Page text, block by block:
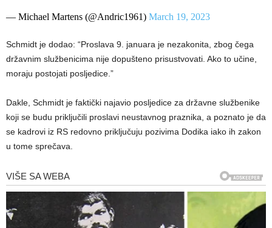
— Michael Martens (@Andric1961) March 19, 2023
Schmidt je dodao: “Proslava 9. januara je nezakonita, zbog čega
državnim službenicima nije dopušteno prisustvovati. Ako to učine,
moraju postojati posljedice.”
Dakle, Schmidt je faktički najavio posljedice za državne službenike
koji se budu priključili proslavi neustavnog praznika, a poznato je da
se kadrovi iz RS redovno priključuju pozivima Dodika iako ih zakon
u tome sprečava.